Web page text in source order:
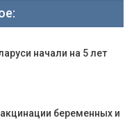
начали на 5 лет
беременных и